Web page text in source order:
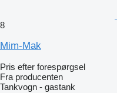
8
Mim-Mak
Pris efter forespørgsel
Fra producenten
Tankvogn - gastank